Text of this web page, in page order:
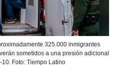
325.000 inmigrantes
sometidos a una presión adicional
Foto: Tiempo Latino